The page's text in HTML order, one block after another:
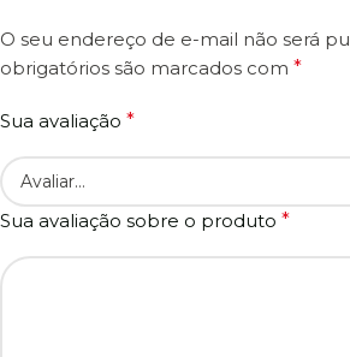
O seu endereço de e-mail não será
obrigatórios são marcados com *
Sua avaliação *
Sua avaliação sobre o produto *